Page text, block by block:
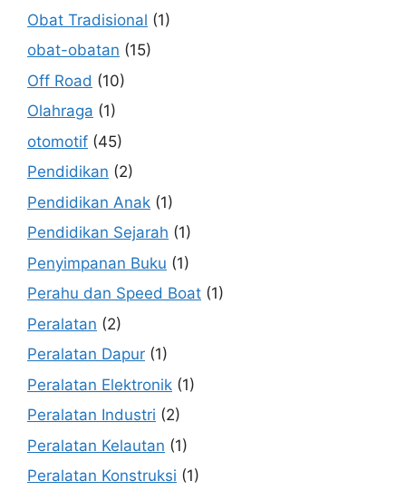
Obat Tradisional (1)
obat-obatan (15)
Off Road (10)
Olahraga (1)
otomotif (45)
Pendidikan (2)
Pendidikan Anak (1)
Pendidikan Sejarah (1)
Penyimpanan Buku (1)
Perahu dan Speed Boat (1)
Peralatan (2)
Peralatan Dapur (1)
Peralatan Elektronik (1)
Peralatan Industri (2)
Peralatan Kelautan (1)
Peralatan Konstruksi (1)